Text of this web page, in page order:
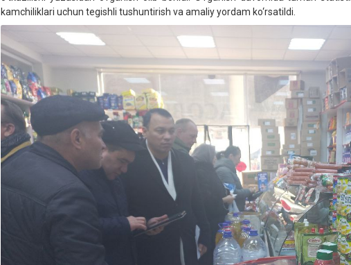
kamchiliklari uchun tegishli tushuntirish va amaliy yordam ko‘rsatildi.